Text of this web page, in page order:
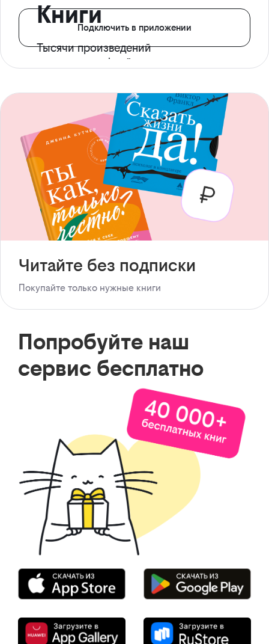
Книги
Тысячи произведений
с доступом офлайн
Подключить в приложении
Читайте без подписки
Покупайте только нужные книги
Попробуйте наш
сервис бесплатно